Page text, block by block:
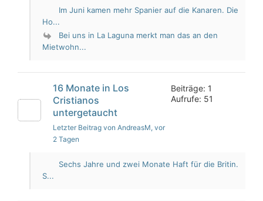
Im Juni kamen mehr Spanier auf die Kanaren. Die
Ho...
Bei uns in La Laguna merkt man das an den
Mietwohn...
16 Monate in Los
Cristianos
untergetaucht
Letzter Beitrag von AndreasM, vor
2 Tagen
Beiträge: 1
Aufrufe: 51
Sechs Jahre und zwei Monate Haft für die Britin.
S...